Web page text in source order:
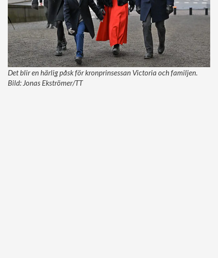
Det blir en härlig påsk för kronprinsessan Victoria och familjen.
Bild: Jonas Ekströmer/TT